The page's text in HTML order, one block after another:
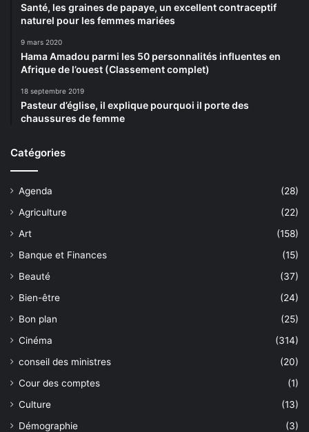
Santé, les graines de papaye, un excellent contraceptif
naturel pour les femmes mariées
9 mars 2020
Hama Amadou parmi les 50 personnalités influentes en
Afrique de l’ouest (Classement complet)
18 septembre 2019
Pasteur d’église, il explique pourquoi il porte des
chaussures de femme
Catégories
Agenda
(28)
Agriculture
(22)
Art
(158)
Banque et Finances
(15)
Beauté
(37)
Bien-être
(24)
Bon plan
(25)
Cinéma
(314)
conseil des ministres
(20)
Cour des comptes
(1)
Culture
(13)
Démographie
(3)